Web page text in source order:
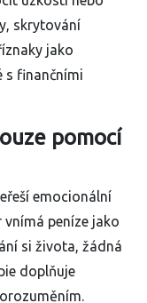
skrytování
jako
s finančními
pomocí
emocionální
peníze jako
si života, žádná
doplňuje